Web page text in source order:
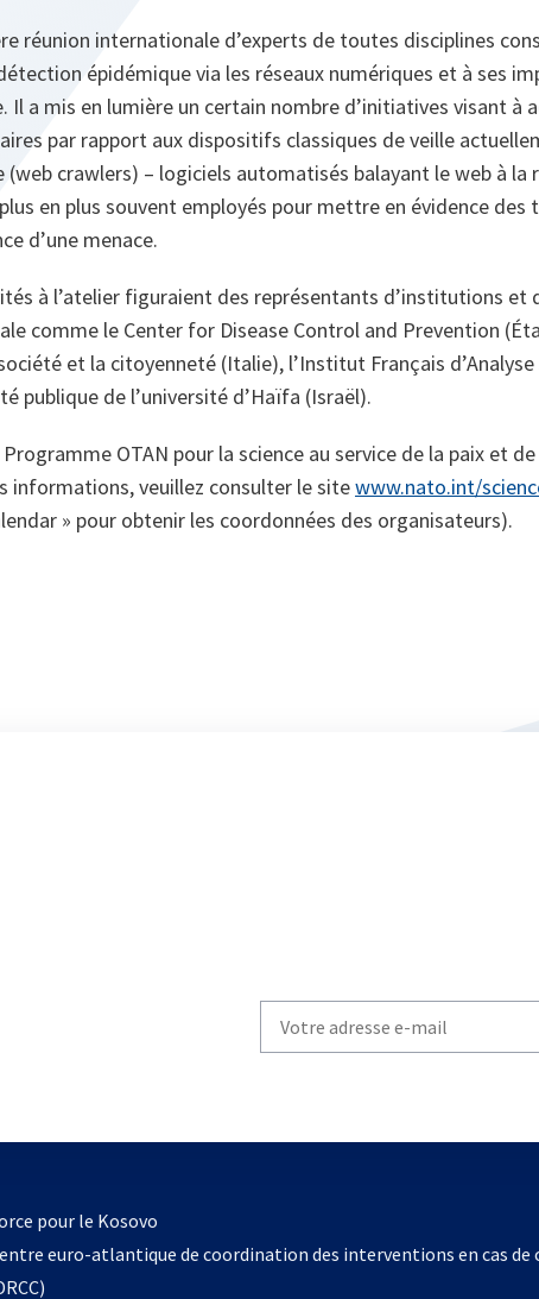
réunion internationale d’experts de toutes disciplines
épidémique via les réseaux numériques et à ses
Il a mis en lumière un certain nombre d’initiatives visant à
par rapport aux dispositifs classiques de veille
(web crawlers) – logiciels automatisés balayant le web à la
en plus souvent employés pour mettre en évidence des
d’une menace.
à l’atelier figuraient des représentants d’institutions et
comme le Center for Disease Control and Prevention
et la citoyenneté (Italie), l’Institut Français
publique de l’université d’Haïfa (Israël).
OTAN pour la science au service de la paix et
informations, veuillez consulter le sitewww.nato.int/
» pour obtenir les coordonnées des organisateurs).
pour le Kosovos’ouvre
dans
euro-atlantique de coordination des interventions en cas